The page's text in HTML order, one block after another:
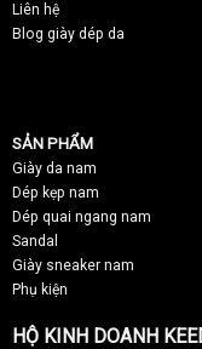
Liên hệ
Blog giày dép da
SẢN PHẨM
Giày da nam
Dép kẹp nam
Dép quai ngang nam
Sandal
Giày sneaker nam
Phụ kiện
HỘ KINH DOANH